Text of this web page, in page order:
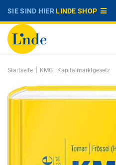
SIE SIND HIERLINDE SHOP
Startseite | KMG | Kapitalmarktgesetz